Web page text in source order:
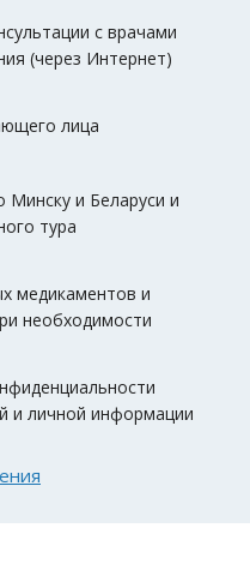
с врачами
(через Интернет)
лица
Минску и Беларуси и
тура
медикаментов и
необходимости
и личной информации